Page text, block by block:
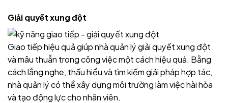
Giải quyết xung đột
Giao tiếp hiệu quả giúp nhà quản lý giải quyết xung đột
và mâu thuẫn trong công việc một cách hiệu quả. Bằng
cách lắng nghe, thấu hiểu và tìm kiếm giải pháp hợp tác,
nhà quản lý có thể xây dựng môi trường làm việc hài hòa
và tạo động lực cho nhân viên.